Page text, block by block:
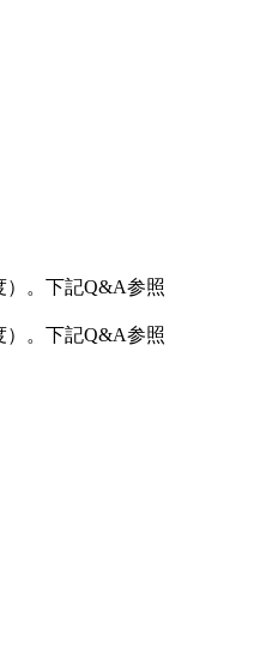
。下記Q&A参照
。下記Q&A参照